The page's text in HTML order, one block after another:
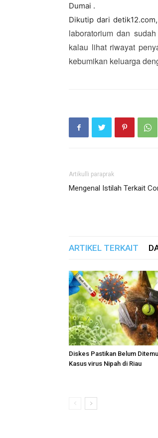
Dumai .
Dikutip dari detik12.com,
laboratorium dan
kalau lihat riwayat
kebumikan keluarga
Artikulli paraprak
Mengenal Istilah Terkait
ARTIKEL TERKAIT
Diskes Pastikan Belum
Kasus virus Nipah di Riau